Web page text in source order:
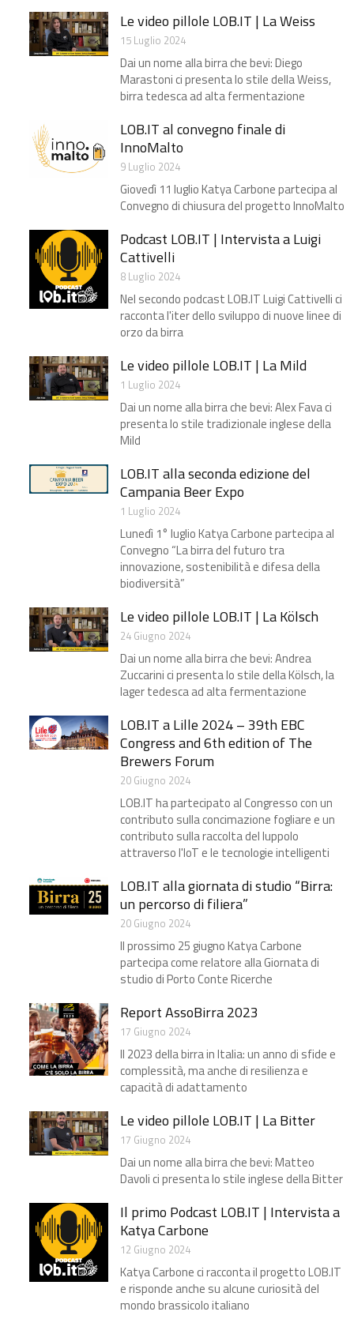
Le video pillole LOB.IT | La Weiss
15 Luglio 2024
Dai un nome alla birra che bevi: Diego
Marastoni ci presenta lo stile della Weiss,
birra tedesca ad alta fermentazione
LOB.IT al convegno finale di
InnoMalto
9 Luglio 2024
Giovedì 11 luglio Katya Carbone partecipa al
Convegno di chiusura del progetto InnoMalto
Podcast LOB.IT | Intervista a Luigi
Cattivelli
8 Luglio 2024
Nel secondo podcast LOB.IT Luigi Cattivelli ci
racconta l'iter dello sviluppo di nuove linee di
orzo da birra
Le video pillole LOB.IT | La Mild
1 Luglio 2024
Dai un nome alla birra che bevi: Alex Fava ci
presenta lo stile tradizionale inglese della
Mild
LOB.IT alla seconda edizione del
Campania Beer Expo
1 Luglio 2024
Lunedì 1° luglio Katya Carbone partecipa al
Convegno “La birra del futuro tra
innovazione, sostenibilità e difesa della
biodiversità”
Le video pillole LOB.IT | La Kölsch
24 Giugno 2024
Dai un nome alla birra che bevi: Andrea
Zuccarini ci presenta lo stile della Kölsch, la
lager tedesca ad alta fermentazione
LOB.IT a Lille 2024 – 39th EBC
Congress and 6th edition of The
Brewers Forum
20 Giugno 2024
LOB.IT ha partecipato al Congresso con un
contributo sulla concimazione fogliare e un
contributo sulla raccolta del luppolo
attraverso l'IoT e le tecnologie intelligenti
LOB.IT alla giornata di studio “Birra:
un percorso di filiera”​
20 Giugno 2024
Il prossimo 25 giugno Katya Carbone
partecipa come relatore alla Giornata di
studio di Porto Conte Ricerche
Report AssoBirra 2023
17 Giugno 2024
Il 2023 della birra in Italia: un anno di sfide e
complessità, ma anche di resilienza e
capacità di adattamento
Le video pillole LOB.IT | La Bitter
17 Giugno 2024
Dai un nome alla birra che bevi: Matteo
Davoli ci presenta lo stile inglese della Bitter
Il primo Podcast LOB.IT | Intervista a
Katya Carbone
12 Giugno 2024
Katya Carbone ci racconta il progetto LOB.IT
e risponde anche su alcune curiosità del
mondo brassicolo italiano